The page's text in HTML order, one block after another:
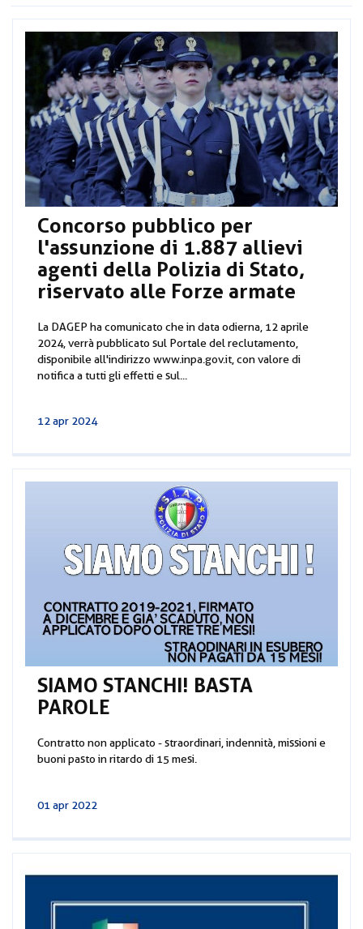
Concorso pubblico per
l'assunzione di 1.887 allievi
agenti della Polizia di Stato,
riservato alle Forze armate
La DAGEP ha comunicato che in data odierna, 12 aprile
2024, verrà pubblicato sul Portale del reclutamento,
disponibile all'indirizzo www.inpa.gov.it, con valore di
notifica a tutti gli effetti e sul...
12 apr 2024
SIAMO STANCHI! BASTA
PAROLE
Contratto non applicato - straordinari, indennità, missioni e
buoni pasto in ritardo di 15 mesi.
01 apr 2022